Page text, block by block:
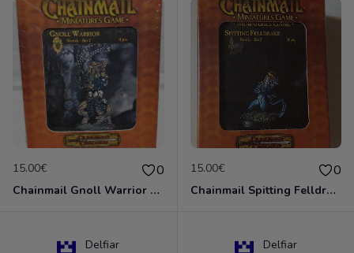
15.00€ 0
Chainmail Gnoll Warrior Dungeons & Dragons
15.00€ 0
Chainmail Spitting Felldrake
Delfiar Delfiar